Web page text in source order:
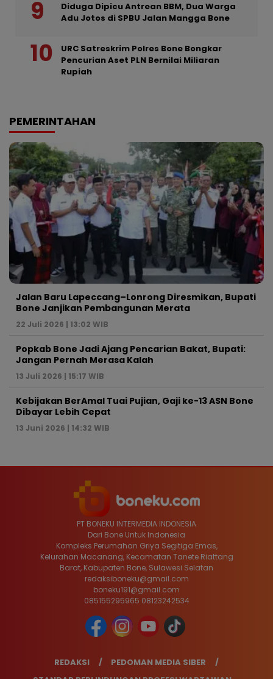
Diduga Dipicu Antrean BBM, Dua Warga
Adu Jotos di SPBU Jalan Mangga Bone
URC Satreskrim Polres Bone Bongkar
Pencurian Aset PLN Bernilai Miliaran
Rupiah
PEMERINTAHAN
Jalan Baru Lapeccang–Lonrong Diresmikan, Bupati
Bone Janjikan Pembangunan Merata
22 Juli 2026 | 13:02 WIB
Popkab Bone Jadi Ajang Pencarian Bakat, Bupati:
Jangan Pernah Merasa Kalah
13 Juli 2026 | 15:17 WIB
Kebijakan BerAmal Tuai Pujian, Gaji ke-13 ASN Bone
Dibayar Lebih Cepat
13 Juni 2026 | 14:32 WIB
PT BONEKU INTERMEDIA INDONESIA
Dari Bone Untuk Indonesia
Kompleks Perumahan Griya Segitiga Emas,
Kelurahan Macanang, Kecamatan Tanete Riattang
Barat, Kabupaten Bone, Sulawesi Selatan
redaksiboneku@gmail.com
boneku191@gmail.com
085155295965 08123242534
REDAKSI
PEDOMAN MEDIA SIBER